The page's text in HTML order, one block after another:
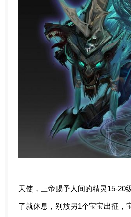
天使，上帝赐予人间的精灵15-20
了就休息，别放另1个宝宝出征，